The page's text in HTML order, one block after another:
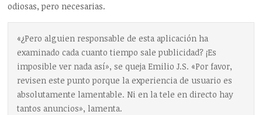
odiosas, pero necesarias.
«¿Pero alguien responsable de esta aplicación ha
examinado cada cuanto tiempo sale publicidad? ¡Es
imposible ver nada así», se queja Emilio J.S. «Por favor,
revisen este punto porque la experiencia de usuario es
absolutamente lamentable. Ni en la tele en directo hay
tantos anuncios», lamenta.